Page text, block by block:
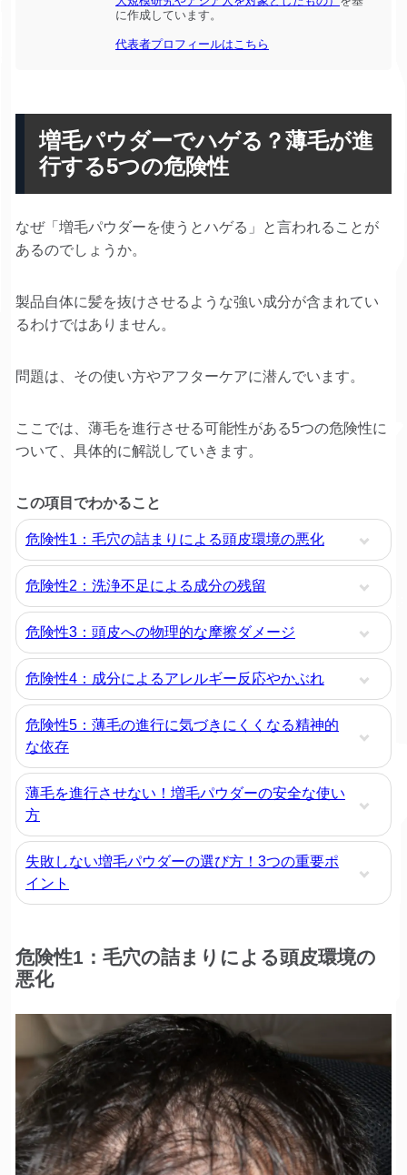
に作成しています。
代表者プロフィールはこちら
増毛パウダーでハゲる？薄毛が進
行する5つの危険性
なぜ「増毛パウダーを使うとハゲる」と言われることが
あるのでしょうか。
製品自体に髪を抜けさせるような強い成分が含まれてい
るわけではありません。
問題は、その使い方やアフターケアに潜んでいます。
ここでは、薄毛を進行させる可能性がある5つの危険性に
ついて、具体的に解説していきます。
この項目でわかること
危険性1：毛穴の詰まりによる頭皮環境の悪化
危険性2：洗浄不足による成分の残留
危険性3：頭皮への物理的な摩擦ダメージ
危険性4：成分によるアレルギー反応やかぶれ
危険性5：薄毛の進行に気づきにくくなる精神的
な依存
薄毛を進行させない！増毛パウダーの安全な使い
方
失敗しない増毛パウダーの選び方！3つの重要ポ
イント
危険性1：毛穴の詰まりによる頭皮環境の
悪化